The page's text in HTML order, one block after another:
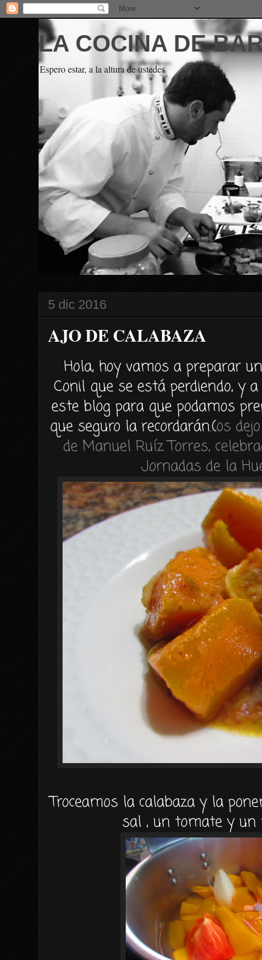
LA COCINA DE
Espero estar, a la altura de ustedes
5 dic 2016
AJO DE CALABAZA
Hola, hoy vamos a preparar
Conil que se está perdiendo, y
este blog para que podamos
que seguro la recordarán.(os
de Manuel Ruíz Torres,
Jornadas de la
Troceamos la calabaza y la
sal , un tomate y un